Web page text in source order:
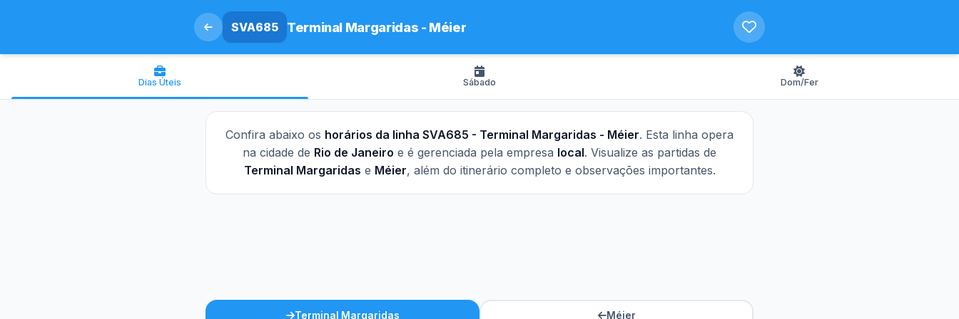
SVA685 Terminal Margaridas - Méier
Dias Úteis Sábado Dom/Fer
Confira abaixo os horários da linha SVA685 - Terminal Margaridas - Méier. Esta linha opera
na cidade de Rio de Janeiro e é gerenciada pela empresa local. Visualize as partidas de
Terminal Margaridas e Méier, além do itinerário completo e observações importantes.
Terminal Margaridas Méier